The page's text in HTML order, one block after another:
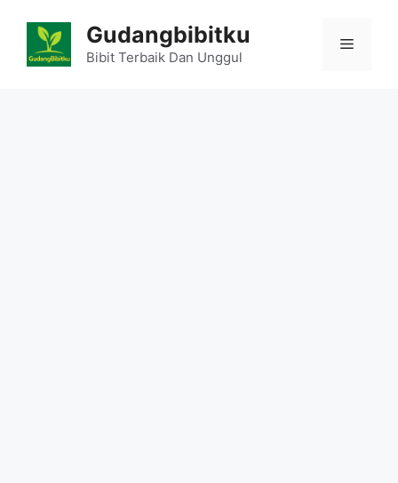
content
Gudangbibitku
Bibit Terbaik Dan Unggul
Menu